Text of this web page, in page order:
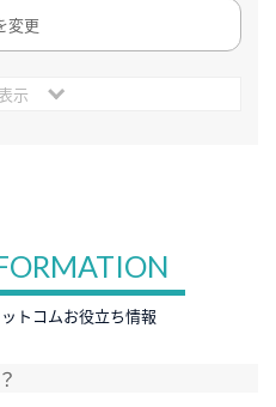
変更
示
トコムお役立ち情報